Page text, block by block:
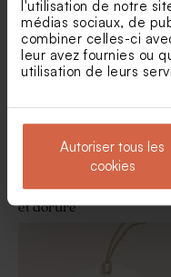
l'utilisation de notre
médias sociaux, de
combiner celles-ci
leur avez fournies ou
utilisation de leurs
Autoriser tous les
cookies
240 ex)
Fiole plexi baptême doré
Etiquette baptême effet
et dorure